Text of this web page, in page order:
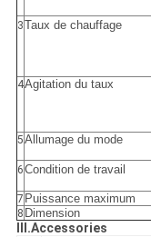
3Taux de chauffage
4Agitation du taux
5Allumage du mode
6Condition de travail
7 Puissance maximum
8 Dimension
III.Accessories